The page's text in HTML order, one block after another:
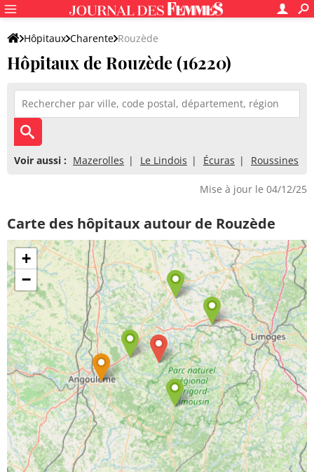
Hôpitaux Charente Rouzède
Hôpitaux de Rouzède (16220)
Voir aussi : Mazerolles Le Lindois Écuras Roussines
Mise à jour le 04/12/25
Carte des hôpitaux autour de Rouzède
+
−